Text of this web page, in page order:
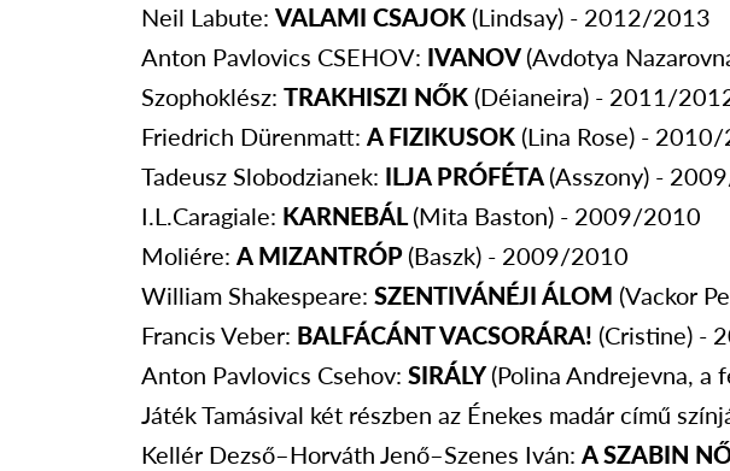
Neil Labute: VALAMI CSAJOK (Lindsay) - 2012/2013
Anton Pavlovics CSEHOV: IVANOV (Avdotya
Szophoklész: TRAKHISZI NŐK (Déianeira) - 2011/
Friedrich Dürenmatt: A FIZIKUSOK (Lina Rose) -
Tadeusz Slobodzianek: ILJA PRÓFÉTA (Asszony) -
I.L.Caragiale: KARNEBÁL(Mita Baston) - 2009/2010
Moliére: A MIZANTRÓP (Baszk) - 2009/2010
William Shakespeare: SZENTIVÁNÉJI ÁLOM (Vackor
Francis Veber: BALFÁCÁNT VACSORÁRA! (Cristine) -
Anton Pavlovics Csehov: SIRÁLY(Polina Andrejevna,
Játék Tamásival két részben az Énekes madár című
Kellér Dezső–Horváth Jenő–Szenes Iván: A SZABIN